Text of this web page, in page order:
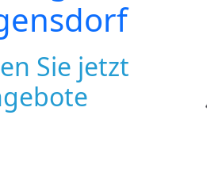
Sie jetzt